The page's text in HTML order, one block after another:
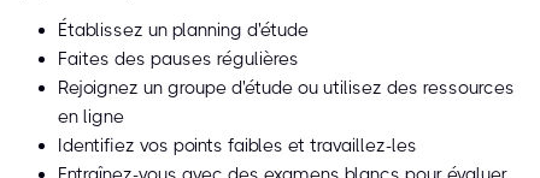
Établissez un planning d'étude
Faites des pauses régulières
Rejoignez un groupe d'étude ou utilisez des ressources
en ligne
Identifiez vos points faibles et travaillez-les